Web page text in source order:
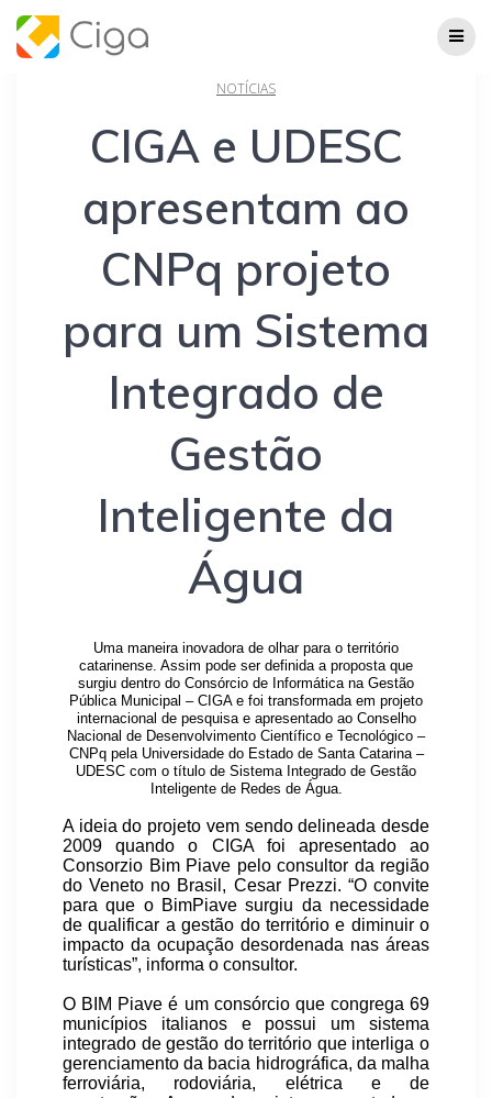
NOTÍCIAS
CIGA e UDESC
apresentam ao
CNPq projeto
para um Sistema
Integrado de
Gestão
Inteligente da
Água
Uma maneira inovadora de olhar para o território
catarinense. Assim pode ser definida a proposta que
surgiu dentro do Consórcio de Informática na Gestão
Pública Municipal – CIGA e foi transformada em projeto
internacional de pesquisa e apresentado ao Conselho
Nacional de Desenvolvimento Científico e Tecnológico –
CNPq pela Universidade do Estado de Santa Catarina –
UDESC com o título de Sistema Integrado de Gestão
Inteligente de Redes de Água.
A ideia do projeto vem sendo delineada desde
2009 quando o CIGA foi apresentado ao
Consorzio Bim Piave pelo consultor da região
do Veneto no Brasil, Cesar Prezzi. “O convite
para que o BimPiave surgiu da necessidade
de qualificar a gestão do território e diminuir o
impacto da ocupação desordenada nas áreas
turísticas”, informa o consultor.
O BIM Piave é um consórcio que congrega 69
municípios italianos e possui um sistema
integrado de gestão do território que interliga o
gerenciamento da bacia hidrográfica, da malha
ferroviária, rodoviária, elétrica e de